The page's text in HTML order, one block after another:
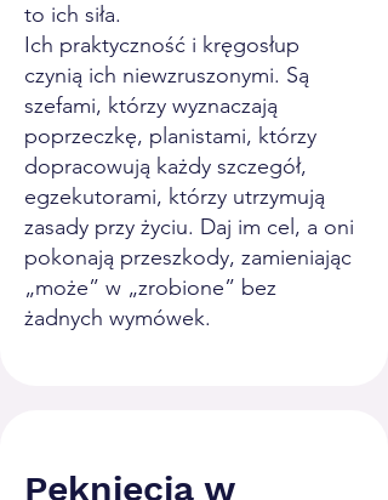
to ich siła.
Ich praktyczność i kręgosłup
czynią ich niewzruszonymi. Są
szefami, którzy wyznaczają
poprzeczkę, planistami, którzy
dopracowują każdy szczegół,
egzekutorami, którzy utrzymują
zasady przy życiu. Daj im cel, a oni
pokonają przeszkody, zamieniając
„może” w „zrobione” bez
żadnych wymówek.
Pęknięcia w